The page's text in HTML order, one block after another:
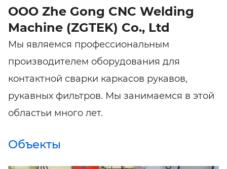
ООО Zhe Gong CNC Welding
Machine (ZGTEK) Co., Ltd
Мы являемся профессиональным
производителем оборудования для
контактной сварки каркасов рукавов,
рукавных фильтров. Мы занимаемся в этой
областьи много лет.
Объекты